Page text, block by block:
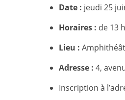
Date : jeudi 25
Horaires : de 13
Lieu :
Adresse : 4,
Inscription à